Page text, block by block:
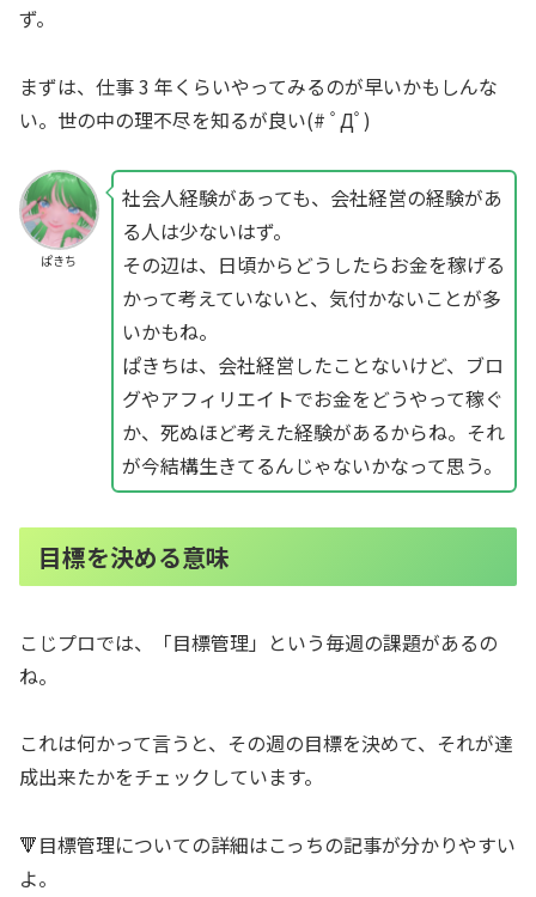
ず。
まずは、仕事 3 年くらいやってみるのが早いかもしんな
い。世の中の理不尽を知るが良い(# ﾟДﾟ)
ぱきち
社会人経験があっても、会社経営の経験があ
る人は少ないはず。
その辺は、日頃からどうしたらお金を稼げる
かって考えていないと、気付かないことが多
いかもね。
ぱきちは、会社経営したことないけど、ブロ
グやアフィリエイトでお金をどうやって稼ぐ
か、死ぬほど考えた経験があるからね。それ
が今結構生きてるんじゃないかなって思う。
目標を決める意味
こじプロでは、「目標管理」という毎週の課題があるの
ね。
これは何かって言うと、その週の目標を決めて、それが達
成出来たかをチェックしています。
🔻目標管理についての詳細はこっちの記事が分かりやすい
よ。